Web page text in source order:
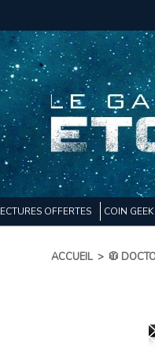
OFFERTES COIN GEEK
ACCUEIL > 🧥